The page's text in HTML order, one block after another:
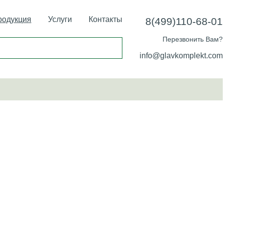
Услуги Контакты 8(499)110-68-01
Перезвонить Вам?
info@glavkomplekt.com